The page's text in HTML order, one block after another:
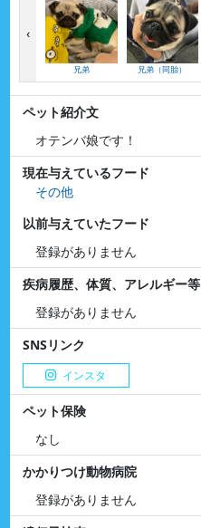
兄弟 兄弟（同胎）
‹
ペット紹介文
オテンバ娘です！
現在与えているフード
その他
以前与えていたフード
登録がありません
疾病履歴、体質、アレルギー等
登録がありません
SNSリンク
インスタ
ペット保険
なし
かかりつけ動物病院
登録がありません